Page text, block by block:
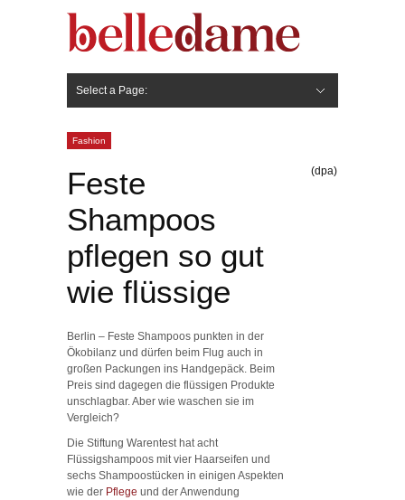
Select a Page:
Fashion
Feste
Shampoos
pflegen so gut
wie flüssige
(dpa)
Berlin – Feste Shampoos punkten in der
Ökobilanz und dürfen beim Flug auch in
großen Packungen ins Handgepäck. Beim
Preis sind dagegen die flüssigen Produkte
unschlagbar. Aber wie waschen sie im
Vergleich?
Die Stiftung Warentest hat acht
Flüssigshampoos mit vier Haarseifen und
sechs Shampoostücken in einigen Aspekten
wie der Pflege und der Anwendung